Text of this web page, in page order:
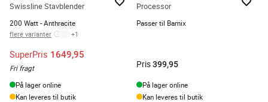
Swissline Stavblender
200 Watt - Anthracite
flere varianter +1
SuperPris 1649,95
Fri fragt
På lager online
Kan leveres til butik
Processor
Passer til Bamix
Pris399,95
På lager online
Kan leveres til butik